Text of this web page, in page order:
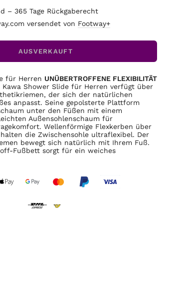
– 365 Tage Rückgaberecht
versendet von Footway+
AUSVERKAUFT
für Herren UNÜBERTROFFENE FLEXIBILITÄT
Kawa Shower Slide für Herren verfügt über
der sich der natürlichen
anpasst. Seine gepolsterte Plattform
unter den Füßen mit einem
Außensohlenschaum für
Wellenförmige Flexkerben über
die Zwischensohle ultraflexibel. Der
bewegt sich natürlich mit Ihrem Fuß.
Fußbett sorgt für ein weiches